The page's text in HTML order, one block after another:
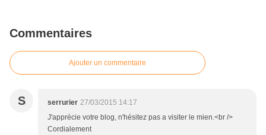
Commentaires
Ajouter un commentaire
S serrurier 27/03/2015 14:17
J'apprécie votre blog, n'hésitez pas a visiter le mien.<br />
Cordialement